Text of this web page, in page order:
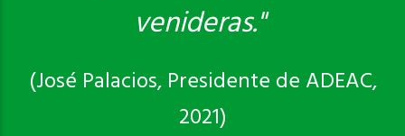
venideras."
(José Palacios, Presidente de ADEAC,
2021)